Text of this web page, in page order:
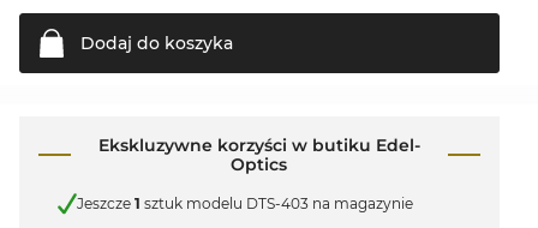
Dodaj do koszyka
Ekskluzywne korzyści w butiku Edel-
Optics
Jeszcze 1 sztuk modelu DTS-403 na magazynie